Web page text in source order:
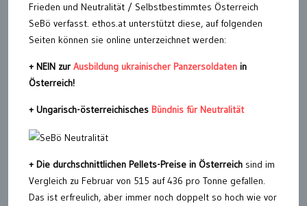
Frieden und Neutralität / Selbstbestimmtes Österreich
SeBö verfasst. ethos.at unterstützt diese, auf folgenden
Seiten können sie online unterzeichnet werden:
+ NEIN zur Ausbildung ukrainischer Panzersoldaten in
Österreich!
+ Ungarisch-österreichisches Bündnis für Neutralität
+ Die durchschnittlichen Pellets-Preise in Österreich sind im
Vergleich zu Februar von 515 auf 436 pro Tonne gefallen.
Das ist erfreulich, aber immer noch doppelt so hoch wie vor